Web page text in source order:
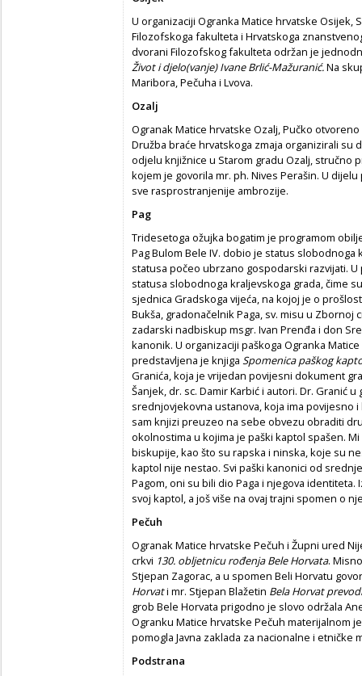
U organizaciji Ogranka Matice hrvatske Osijek,
Filozofskoga fakulteta i Hrvatskoga
dvorani Filozofskog fakulteta održan je
Život i djelo(vanje) Ivane Brlić-Mažuranić.Na
Maribora, Pečuha i Lvova.
Ozalj
Ogranak Matice hrvatske Ozalj, Pučko
Družba braće hrvatskoga zmaja organizirali su
odjelu knjižnice u Starom gradu Ozalj, stručno
kojem je govorila mr. ph. Nives Perašin. U
sve rasprostranjenije ambrozije.
Pag
Tridesetoga ožujka bogatim je programom
Pag Bulom Bele IV. dobio je status
statusa počeo ubrzano gospodarski razvijati.
statusa slobodnoga kraljevskoga grada, čime
sjednica Gradskoga vijeća, na kojoj je o
Bukša, gradonačelnik Paga, sv. misu u
zadarski nadbiskup msgr. Ivan Prenđa i don
kanonik. U organizaciji paškoga Ogranka
predstavljena je knjiga Spomenica paškog
Granića, koja je vrijedan povijesni dokument
Šanjek, dr. sc. Damir Karbić i autori. Dr. Granić
srednjovjekovna ustanova, koja ima povijesno
sam knjizi preuzeo na sebe obvezu obraditi
okolnostima u kojima je paški kaptol spašen.
biskupije, kao što su rapska i ninska, koje su
kaptol nije nestao. Svi paški kanonici od
Pagom, oni su bili dio Paga i njegova
svoj kaptol, a još više na ovaj trajni spomen o
Pečuh
Ogranak Matice hrvatske Pečuh i Župni ured
crkvi 130. obljetnicu rođenja Bele Horvata.
Stjepan Zagorac, a u spomen Beli Horvatu
Horvati mr. Stjepan Blažetin Bela Horvat
grob Bele Horvata prigodno je slovo održala
Ogranku Matice hrvatske Pečuh materijalnom
pomogla Javna zaklada za nacionalne i etničke
Podstrana